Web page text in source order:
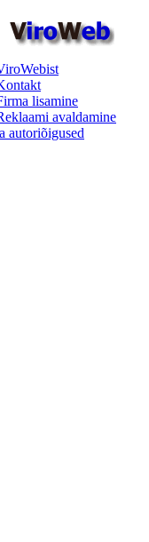
lisamine
avaldamine
autoriõigused